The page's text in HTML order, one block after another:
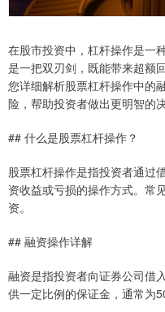
在股市投资中，杠杆操作是一
是一把双刃剑，既能带来超额
您详细解析股票杠杆操作中的
险，帮助投资者做出更明智的决
## 什么是股票杠杆操作？
股票杠杆操作是指投资者通过
资收益或亏损的操作方式。常
资。
## 融资操作详解
融资是指投资者向证券公司借
供一定比例的保证金，通常为